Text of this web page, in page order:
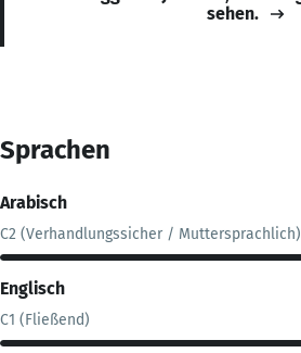
sehen.
Sprachen
Arabisch
C2 (Verhandlungssicher / Muttersprachlich)
Englisch
C1 (Fließend)